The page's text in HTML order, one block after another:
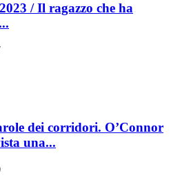
/ Il ragazzo che ha
dei corridori. O’Connor
una...